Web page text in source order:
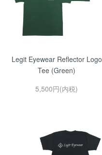
Legit Eyewear Reflector Logo
Tee (Green)
5,500円(内税)